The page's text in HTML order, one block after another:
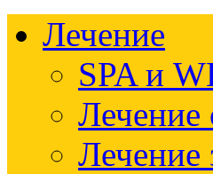
Лечение
SPA и
Лечение
Лечение